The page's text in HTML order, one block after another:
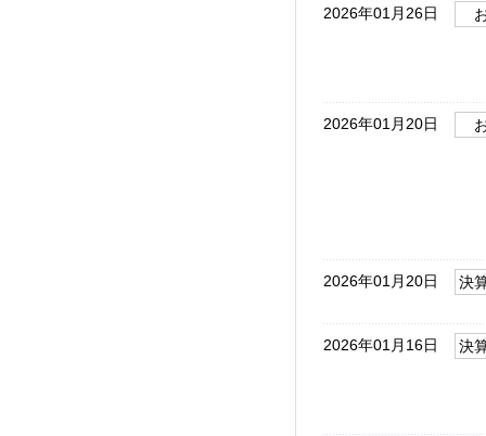
2026年01月26日
2026年01月20日
2026年01月20日 決
2026年01月16日 決